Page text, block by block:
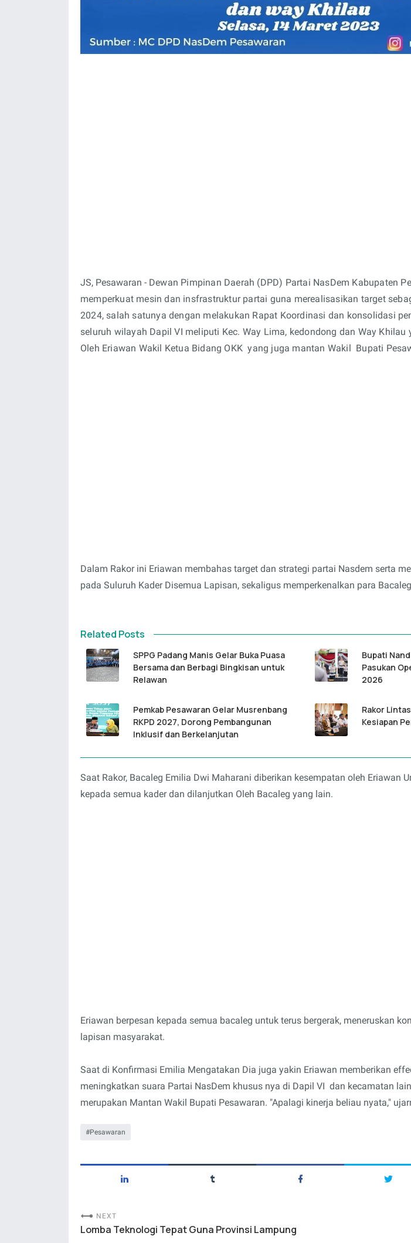
JS, Pesawaran - Dewan Pimpinan Daerah (DPD) Partai NasDem Kabupaten
memperkuat mesin dan insfrastruktur partai guna merealisasikan target
2024, salah satunya dengan melakukan Rapat Koordinasi dan konsolidasi
seluruh wilayah Dapil VI meliputi Kec. Way Lima, kedondong dan Way
Oleh Eriawan Wakil Ketua Bidang OKK yang juga mantan Wakil Bupati
Dalam Rakor ini Eriawan membahas target dan strategi partai Nasdem serta
pada Suluruh Kader Disemua Lapisan, sekaligus memperkenalkan para
Related Posts
SPPG Padang Manis Gelar Buka Puasa
Bersama dan Berbagi Bingkisan untuk
Relawan
Bupati
Pasukan
2026
Pemkab Pesawaran Gelar Musrenbang
RKPD 2027, Dorong Pembangunan
Inklusif dan Berkelanjutan
Rakor
Kesiapan
Saat Rakor, Bacaleg Emilia Dwi Maharani diberikan kesempatan oleh Eriawan
kepada semua kader dan dilanjutkan Oleh Bacaleg yang lain.
Eriawan berpesan kepada semua bacaleg untuk terus bergerak, meneruskan
lapisan masyarakat.
Saat di Konfirmasi Emilia Mengatakan Dia juga yakin Eriawan memberikan
meningkatkan suara Partai NasDem khusus nya di Dapil VI dan kecamatan
merupakan Mantan Wakil Bupati Pesawaran. "Apalagi kinerja beliau nyata,"
Pesawaran
NEXT
Lomba Teknologi Tepat Guna Provinsi Lampung